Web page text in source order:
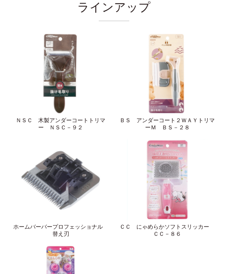
ラインアップ
ＮＳＣ 木製アンダーコートトリマ
ー ＮＳＣ－９２
ＢＳ アンダーコート２ＷＡＹトリマ
ーＭ ＢＳ－２８
ホームバーバープロフェッショナル
替え刃
ＣＣ にゃめらかソフトスリッカー
ＣＣ－８６